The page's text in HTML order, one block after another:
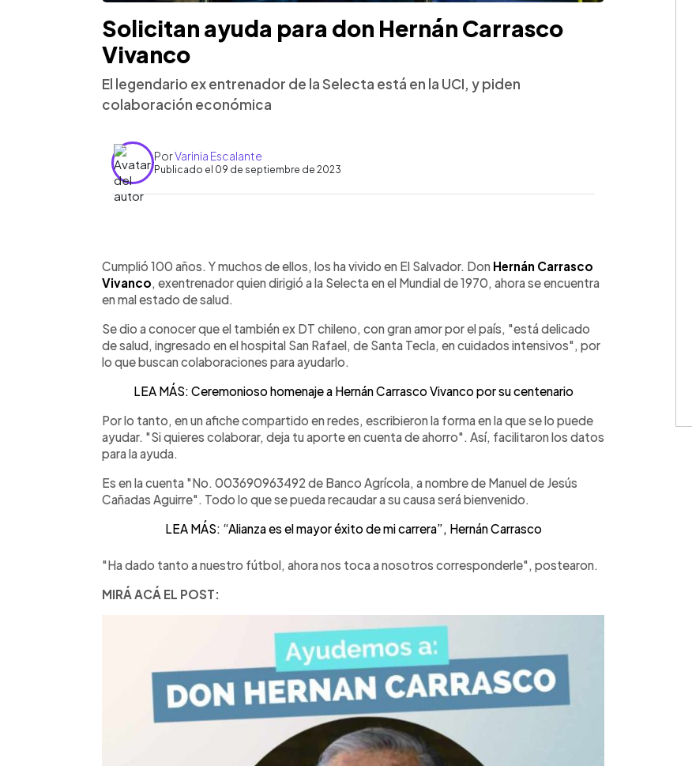
Solicitan ayuda para don Hernán Carrasco
Vivanco
El legendario ex entrenador de la Selecta está en la UCI, y piden
colaboración económica
PorVarinia Escalante
Publicado el 09 de septiembre de 2023
► Escuchar artículo
Cumplió 100 años. Y muchos de ellos, los ha vivido en El Salvador. Don Hernán Carrasco
Vivanco , exentrenador quien dirigió a la Selecta en el Mundial de 1970, ahora se encuentra
en mal estado de salud.
Se dio a conocer que el también ex DT chileno, con gran amor por el país, "está delicado
de salud, ingresado en el hospital San Rafael, de Santa Tecla, en cuidados intensivos", por
lo que buscan colaboraciones para ayudarlo.
LEA MÁS: Ceremonioso homenaje a Hernán Carrasco Vivanco por su centenario
Por lo tanto, en un afiche compartido en redes, escribieron la forma en la que se lo puede
ayudar. "Si quieres colaborar, deja tu aporte en cuenta de ahorro". Así, facilitaron los datos
para la ayuda.
Es en la cuenta "No. 003690963492 de Banco Agrícola, a nombre de Manuel de Jesús
Cañadas Aguirre". Todo lo que se pueda recaudar a su causa será bienvenido.
LEA MÁS: “Alianza es el mayor éxito de mi carrera”, Hernán Carrasco
"Ha dado tanto a nuestro fútbol, ahora nos toca a nosotros corresponderle", postearon.
MIRÁ ACÁ EL POST: